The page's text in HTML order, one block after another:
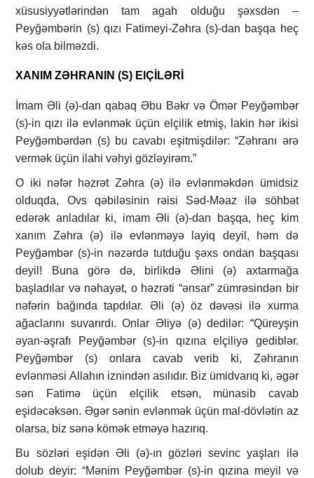
xüsusiyyətlərindən tam agah olduğu şəxsdən –
Peyğəmbərin (s) qızı Fatimeyi-Zəhra (s)-dan başqa heç
kəs ola bilməzdi.
XANIM ZƏHRANIN (S) ElÇİLƏRİ
İmam Əli (ə)-dan qabaq Əbu Bəkr və Ömər Peyğəmbər
(s)-in qızı ilə evlənmək üçün elçilik etmiş, lakin hər ikisi
Peyğəmbərdən (s) bu cavabı eşitmişdilər: “Zəhranı ərə
vermək üçün ilahi vəhyi gözləyirəm.”
O iki nəfər həzrət Zəhra (ə) ilə evlənməkdən ümidsiz
olduqda, Ovs qəbiləsinin rəisi Səd-Məaz ilə söhbət
edərək anladılar ki, imam Əli (ə)-dan başqa, heç kim
xanım Zəhra (ə) ilə evlənməyə layiq deyil, həm də
Peyğəmbər (s)-in nəzərdə tutduğu şəxs ondan başqası
deyil! Buna görə də, birlikdə Əlini (ə) axtarmağa
başladılar və nəhayət, o həzrəti “ənsar” zümrəsindən bir
nəfərin bağında tapdılar. Əli (ə) öz dəvəsi ilə xurma
ağaclarını suvarırdı. Onlar Əliyə (ə) dedilər: “Qüreyşin
əyan-əşrafı Peyğəmbər (s)-in qızına elçiliyə gediblər.
Peyğəmbər (s) onlara cavab verib ki, Zəhranın
evlənməsi Allahın iznindən asılıdır. Biz ümidvarıq ki, əgər
sən Fatimə üçün elçilik etsən, münasib cavab
eşidəcəksən. Əgər sənin evlənmək üçün mal-dövlətin az
olarsa, biz sənə kömək etməyə hazırıq.
Bu sözləri eşidən Əli (ə)-ın gözləri sevinc yaşları ilə
dolub deyir: “Mənim Peyğəmbər (s)-in qızına meyil və